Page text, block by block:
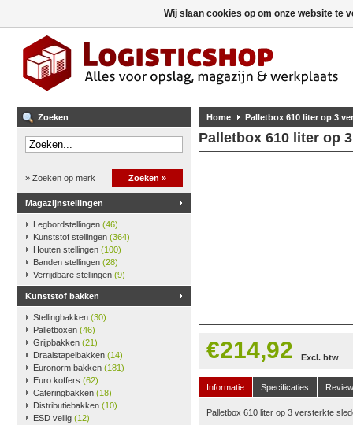
Zoeken
» Zoeken op merk Zoeken »
Magazijnstellingen
Legbordstellingen (46)
Kunststof stellingen (364)
Houten stellingen (100)
Banden stellingen (28)
Verrijdbare stellingen (9)
Kunststof bakken
Stellingbakken (30)
Palletboxen (46)
Grijpbakken (21)
Draaistapelbakken (14)
Euronorm bakken (181)
Euro koffers (62)
Cateringbakken (18)
Distributiebakken (10)
ESD veilig (12)
Home Palletbox 610 liter op 3
Palletbox 610 liter op
€214,92 Excl. btw
Informatie Specificaties
Palletbox 610 liter op 3 versterkte
Wij slaan cookies op om onze website te